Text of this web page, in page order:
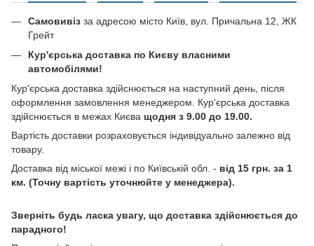
Самовивіз за адресою місто Київ, вул. Причальна 12, ЖК
Грейт
Кур'єрська доставка по Києву власними
автомобілями!
Кур'єрська доставка здійснюється на наступний день, після
оформлення замовлення менеджером. Кур'єрська доставка
здійснюється в межах Києва щодня з 9.00 до 19.00.
Вартість доставки розраховується індивідуально залежно від
товару.
Доставка від міської межі і по Київській обл. - від 15 грн. за 1
км. (Точну вартість уточнюйте у менеджера).
Зверніть будь ласка увагу, що доставка здійснюється до
парадного!